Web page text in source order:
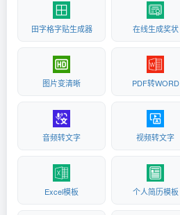
田字格字贴生成器 在线生成奖状
图片变清晰 PDF转WORD
音频转文字 视频转文字
Excel模板 个人简历模板